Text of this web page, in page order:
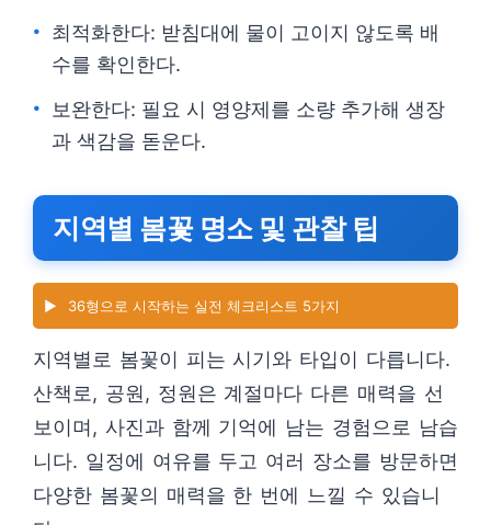
최적화한다: 받침대에 물이 고이지 않도록 배
수를 확인한다.
보완한다: 필요 시 영양제를 소량 추가해 생장
과 색감을 돋운다.
지역별 봄꽃 명소 및 관찰 팁
▶️ 36형으로 시작하는 실전 체크리스트 5가지
지역별로 봄꽃이 피는 시기와 타입이 다릅니다.
산책로, 공원, 정원은 계절마다 다른 매력을 선
보이며, 사진과 함께 기억에 남는 경험으로 남습
니다. 일정에 여유를 두고 여러 장소를 방문하면
다양한 봄꽃의 매력을 한 번에 느낄 수 있습니